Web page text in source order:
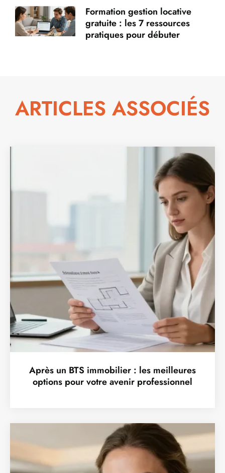
Formation gestion locative
gratuite : les 7 ressources
pratiques pour débuter
ARTICLES ASSOCIÉS
Après un BTS immobilier : les meilleures
options pour votre avenir professionnel